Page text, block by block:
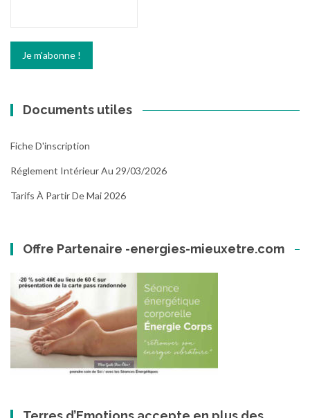
Documents utiles
Fiche D'inscription
Réglement Intérieur Au 29/03/2026
Tarifs À Partir De Mai 2026
Offre Partenaire -energies-mieuxetre.com